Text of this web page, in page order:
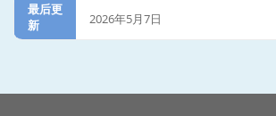
最后更
新
2026年5月7日